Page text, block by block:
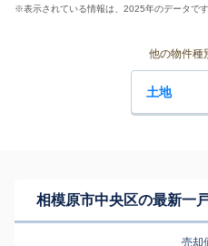
※表示されている情報は、2025年のデータです
他の物件種
土地
相模原市中央区の最新一
売却